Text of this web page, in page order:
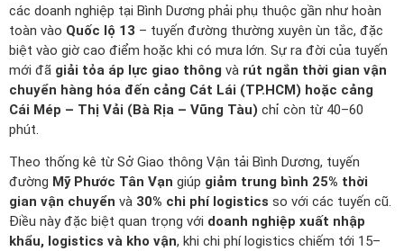
các doanh nghiệp tại Bình Dương phải phụ thuộc gần như hoàn
toàn vào Quốc lộ 13 – tuyến đường thường xuyên ùn tắc, đặc
biệt vào giờ cao điểm hoặc khi có mưa lớn. Sự ra đời của tuyến
mới đã giải tỏa áp lực giao thông và rút ngắn thời gian vận
chuyển hàng hóa đến cảng Cát Lái (TP.HCM) hoặc cảng
Cái Mép – Thị Vải (Bà Rịa – Vũng Tàu) chỉ còn từ 40–60
phút.
Theo thống kê từ Sở Giao thông Vận tải Bình Dương, tuyến
đường Mỹ Phước Tân Vạn giúp giảm trung bình 25% thời
gian vận chuyển và 30% chi phí logistics so với các tuyến cũ.
Điều này đặc biệt quan trọng với doanh nghiệp xuất nhập
khẩu, logistics và kho vận, khi chi phí logistics chiếm tới 15–